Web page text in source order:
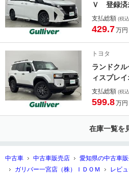
Ｖ 登録済
ンチナビ
ＥＴＣ２
ア／フル
支払総額 (税
429.7万円
トヨタ
ランドク
ィスプレ
／全方位
／ブライン
ラー／パワ
支払総額 (税
599.8万円
在庫一覧を
中古車 中古車販売店 愛知県の中古車
ガリバー一宮店（株）ＩＤＯＭ
レビ